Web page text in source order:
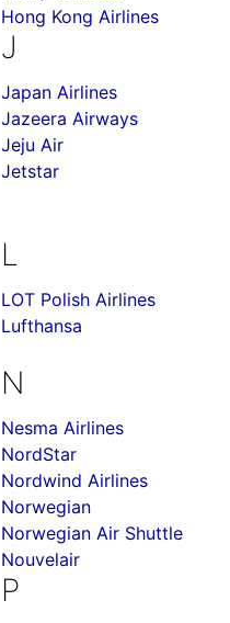
Hong Kong Airlines
J
Japan Airlines
Jazeera Airways
Jeju Air
Jetstar
L
LOT Polish Airlines
Lufthansa
N
Nesma Airlines
NordStar
Nordwind Airlines
Norwegian
Norwegian Air Shuttle
Nouvelair
P